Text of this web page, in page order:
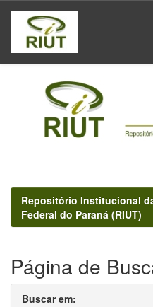
Skip
navigation
Repositório Institucional
Federal do Paraná (RIUT)
Página de
Buscar em: